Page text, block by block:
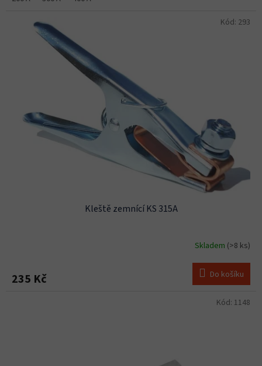
Kleště zemnící KS 315A
Skladem (>8 ks)
235 Kč Do košíku
Kód: 293
Kód: 1148